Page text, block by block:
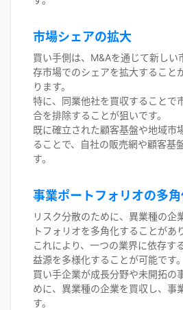
市場シェアの拡大
買い手側は、M&Aを通じて新しい
存市場でのシェアを拡大すること
ります。
特に、同業他社を買収することで
合を排除することが狙いです。
既に確立された顧客基盤や地域市
ることで、自社の販売網や顧客基
す。
事業ポートフォリオの多
リスク分散のために、異業種の企
トフォリオを多角化することがあ
これにより、一つの業界に依存す
益源を多様化することが可能です。
買い手企業が成長分野や未開拓の
めに、異業種の企業を買収し、事
す。